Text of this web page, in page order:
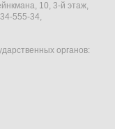
10, 3-й этаж,
555-34,
органов: